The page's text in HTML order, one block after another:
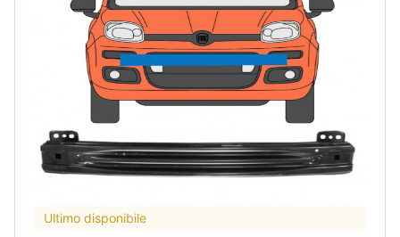
Ultimo disponibile